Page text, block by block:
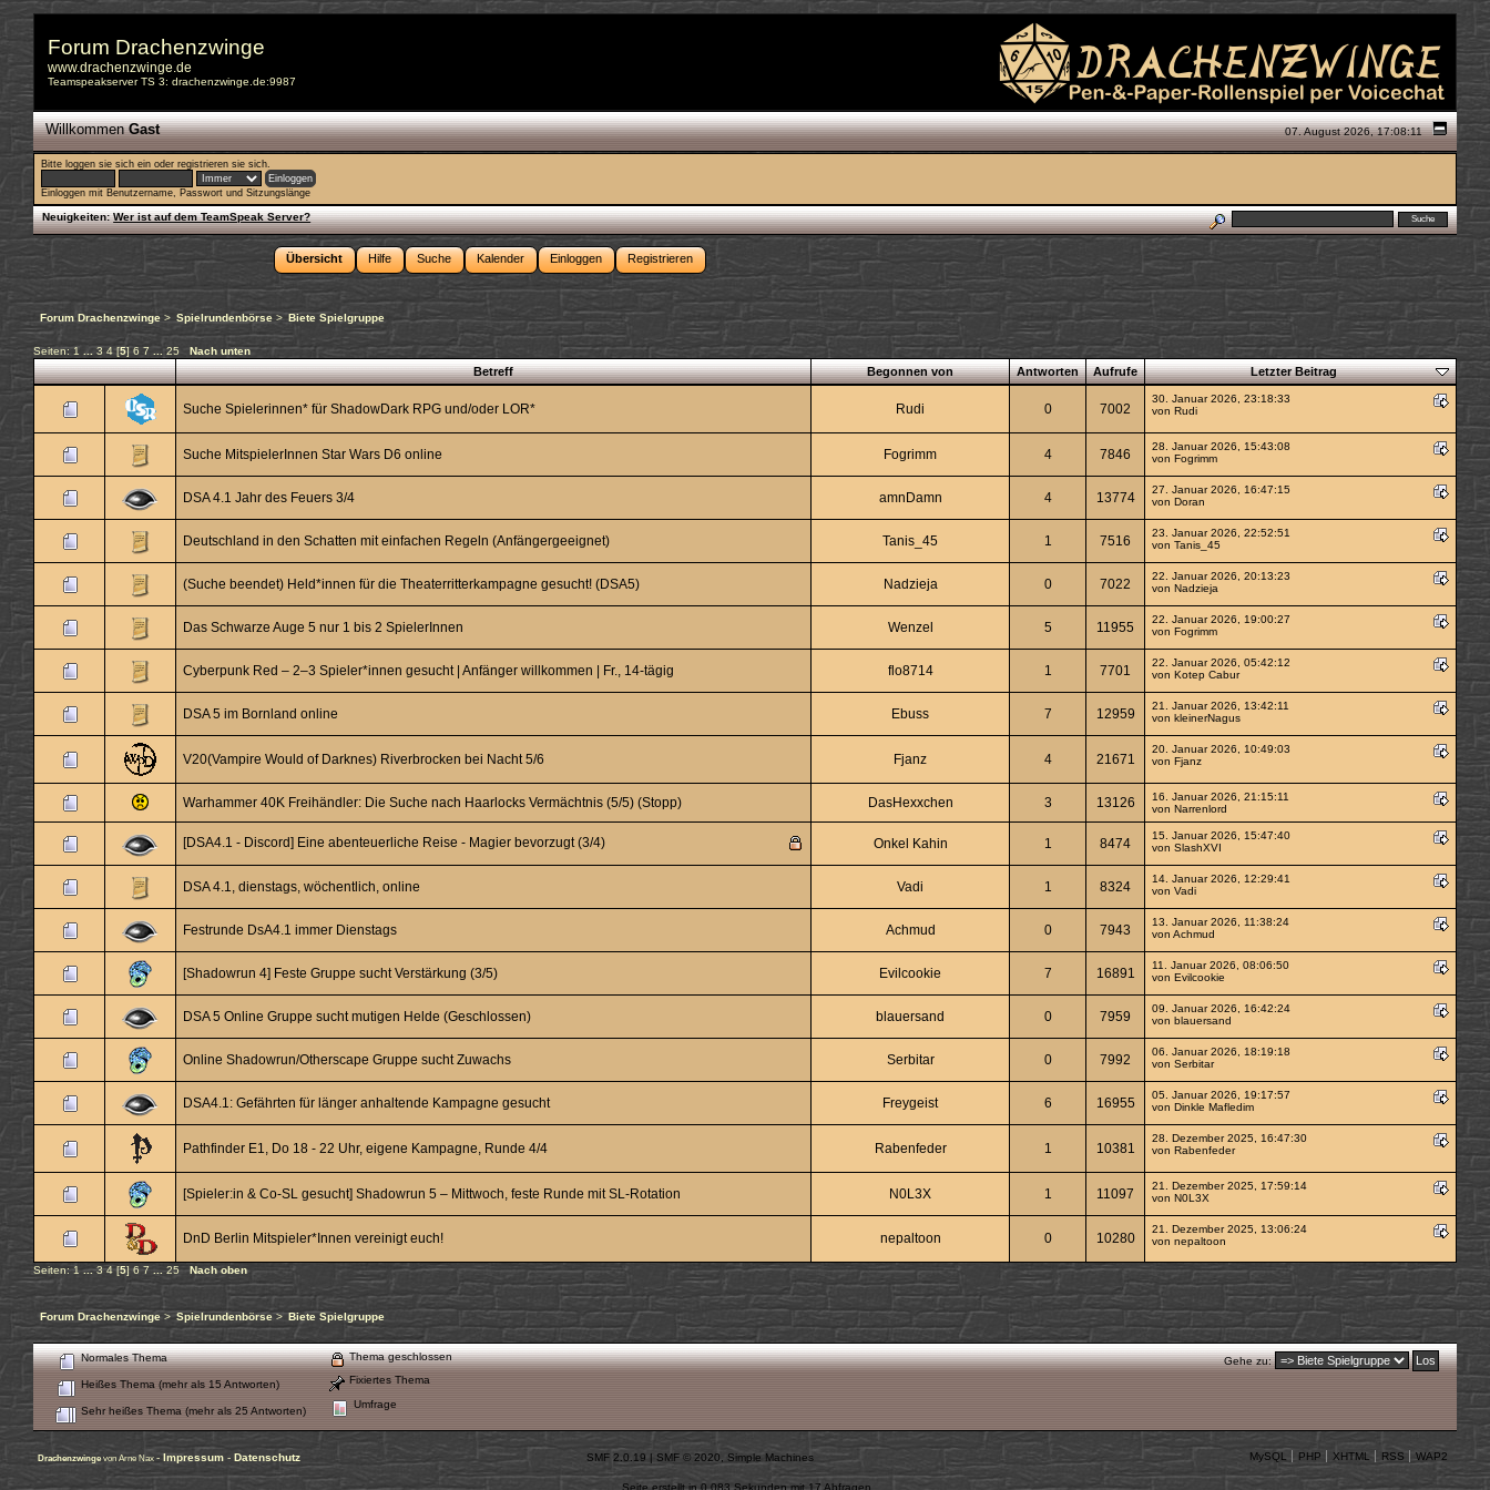
Forum Drachenzwinge
www.drachenzwinge.de
Teamspeakserver TS 3: drachenzwinge.de:9987
07. August 2026, 17:08:11
WillkommenGast
Bitte loggen sie sich ein oderregistrieren sie sich.
Einloggen mit Benutzername, Passwort und Sitzungslänge
Neuigkeiten: Wer ist auf dem TeamSpeak Server?
Übersicht Hilfe Suche Kalender Einloggen Registrieren
Forum Drachenzwinge > Spielrundenbörse> Biete Spielgruppe
Seiten:1 3 4 [5] 6 7 ...25 Nach unten
Betreff Begonnen von Antworten Aufrufe Letzter Beitrag
Suche Spielerinnen* für ShadowDark RPG und/oder LOR* Rudi 0 7002
30. Januar 2026, 23:18:33
von Rudi
Suche MitspielerInnen Star Wars D6 online Fogrimm 4 7846
28. Januar 2026, 15:43:08
von Fogrimm
DSA 4.1 Jahr des Feuers 3/4 amnDamn 4 13774
27. Januar 2026, 16:47:15
von Doran
Deutschland in den Schatten mit einfachen Regeln (Anfängergeeignet) Tanis_45 1 7516
23. Januar 2026, 22:52:51
von Tanis_45
(Suche beendet) Held*innen für die Theaterritterkampagne gesucht! (DSA5) Nadzieja 0 7022
22. Januar 2026, 20:13:23
von Nadzieja
Das Schwarze Auge 5 nur 1 bis 2 SpielerInnen Wenzel 5 11955
22. Januar 2026, 19:00:27
von Fogrimm
Cyberpunk Red – 2–3 Spieler*innen gesucht | Anfänger willkommen | Fr., 14‑tägig flo8714 1 7701
22. Januar 2026, 05:42:12
von Kotep Cabur
DSA 5 im Bornland online Ebuss 7 12959
21. Januar 2026, 13:42:11
von kleinerNagus
V20(Vampire Would of Darknes) Riverbrocken bei Nacht 5/6 Fjanz 4 21671
20. Januar 2026, 10:49:03
von Fjanz
Warhammer 40K Freihändler: Die Suche nach Haarlocks Vermächtnis (5/5) (Stopp) DasHexxchen 3 13126
16. Januar 2026, 21:15:11
von Narrenlord
[DSA4.1 - Discord] Eine abenteuerliche Reise - Magier bevorzugt (3/4) Onkel Kahin 1 8474
15. Januar 2026, 15:47:40
von SlashXVI
DSA 4.1, dienstags, wöchentlich, online Vadi 1 8324
14. Januar 2026, 12:29:41
von Vadi
Festrunde DsA4.1 immer Dienstags Achmud 0 7943
13. Januar 2026, 11:38:24
von Achmud
[Shadowrun 4] Feste Gruppe sucht Verstärkung (3/5) Evilcookie 7 16891
11. Januar 2026, 08:06:50
von Evilcookie
DSA 5 Online Gruppe sucht mutigen Helde (Geschlossen) blauersand 0 7959
09. Januar 2026, 16:42:24
von blauersand
Online Shadowrun/Otherscape Gruppe sucht Zuwachs Serbitar 0 7992
06. Januar 2026, 18:19:18
von Serbitar
DSA4.1: Gefährten für länger anhaltende Kampagne gesucht Freygeist 6 16955
05. Januar 2026, 19:17:57
von Dinkle Mafledim
Pathfinder E1, Do 18 - 22 Uhr, eigene Kampagne, Runde 4/4 Rabenfeder 1 10381
28. Dezember 2025, 16:47:30
von Rabenfeder
[Spieler:in & Co-SL gesucht] Shadowrun 5 – Mittwoch, feste Runde mit SL-Rotation N0L3X 1 11097
21. Dezember 2025, 17:59:14
von N0L3X
DnD Berlin Mitspieler*Innen vereinigt euch! nepaltoon 0 10280
21. Dezember 2025, 13:06:24
von nepaltoon
Seiten:1 ...3 4 [5] 6 7 ...25 Nach oben
Forum Drachenzwinge > Spielrundenbörse> Biete Spielgruppe
Gehe zu:
Normales Thema
Heißes Thema (mehr als 15 Antworten)
Sehr heißes Thema (mehr als 25 Antworten)
Thema geschlossen
Fixiertes Thema
Umfrage
Drachenzwingevon Arne Nax - Impressum - Datenschutz SMF 2.0.19 | SMF © 2020 Simple Machines MySQL PHP XHTML RSS WAP2
Seite erstellt in 0.083 Sekunden mit 17 Abfragen.